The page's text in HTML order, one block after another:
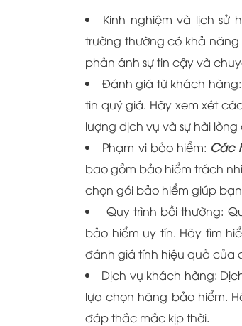
Kinh nghiệm và lịch sử
trường thường có khả
phản ánh sự tin cậy và
Đánh giá từ khách
tin quý giá. Hãy xem xét
lượng dịch vụ và sự hài
Phạm vi bảo hiểm: Các
bao gồm bảo hiểm trách
chọn gói bảo hiểm giúp
Quy trình bồi thường:
bảo hiểm uy tín. Hãy tìm
đánh giá tính hiệu quả của
Dịch vụ khách hàng:
lựa chọn hãng bảo hiểm.
đáp thắc mắc kịp thời.